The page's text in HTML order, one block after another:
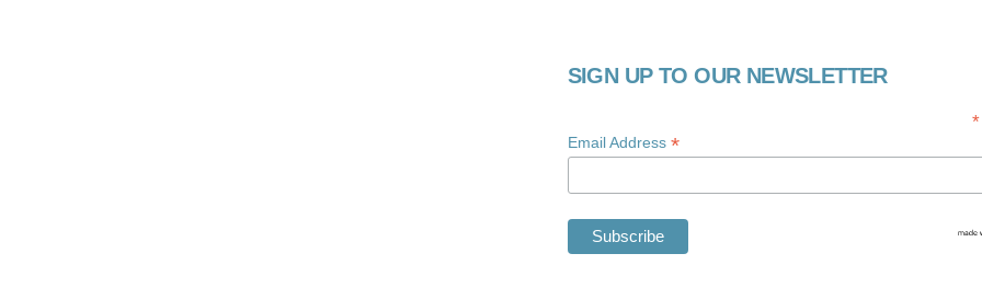
SIGN UP TO OUR NEWSLETTER
*
Email Address *